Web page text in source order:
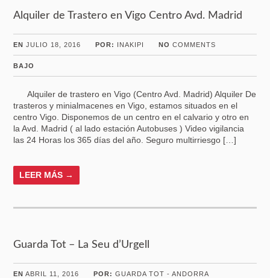
Alquiler de Trastero en Vigo Centro Avd. Madrid
EN JULIO 18, 2016 POR: INAKIPI NO COMMENTS
BAJO
Alquiler de trastero en Vigo (Centro Avd. Madrid) Alquiler De
trasteros y minialmacenes en Vigo, estamos situados en el
centro Vigo. Disponemos de un centro en el calvario y otro en
la Avd. Madrid ( al lado estación Autobuses ) Video vigilancia
las 24 Horas los 365 días del año. Seguro multirriesgo […]
LEER MÁS →
Guarda Tot – La Seu d’Urgell
EN ABRIL 11, 2016 POR:GUARDA TOT - ANDORRA